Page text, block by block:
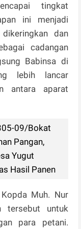
tingkat
ini menjadi
dan
cadangan
Babinsa di
lebih lancar
antara aparat
09/Bokat
Pangan,
Yugut
Hasil Panen
Muh. Nur
tersebut untuk
para petani.